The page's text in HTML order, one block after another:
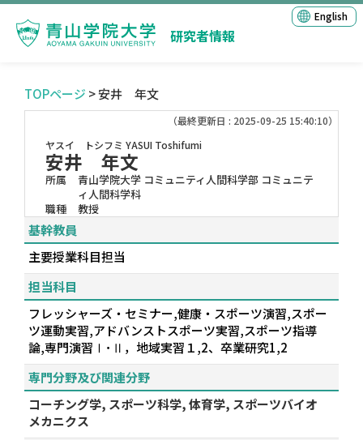
研究者情報
English
TOPページ > 安井 年文
（最終更新日 : 2025-09-25 15:40:10）
ヤスイ トシフミ YASUI Toshifumi
安井 年文
所属
青山学院大学 コミュニティ人間科学部 コミュニテ
ィ人間科学科
職種
教授
基幹教員
主要授業科目担当
担当科目
フレッシャーズ・セミナー,健康・スポーツ演習,スポー
ツ運動実習,アドバンストスポーツ実習,スポーツ指導
論,専門演習Ⅰ･Ⅱ，地域実習１,2、卒業研究1,2
専門分野及び関連分野
コーチング学, スポーツ科学, 体育学, スポーツバイオ
メカニクス